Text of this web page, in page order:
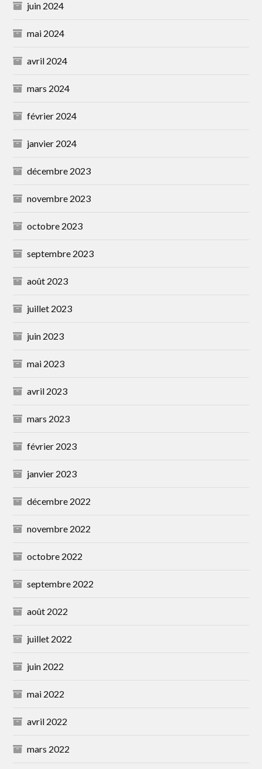
juin 2024
mai 2024
avril 2024
mars 2024
février 2024
janvier 2024
décembre 2023
novembre 2023
octobre 2023
septembre 2023
août 2023
juillet 2023
juin 2023
mai 2023
avril 2023
mars 2023
février 2023
janvier 2023
décembre 2022
novembre 2022
octobre 2022
septembre 2022
août 2022
juillet 2022
juin 2022
mai 2022
avril 2022
mars 2022